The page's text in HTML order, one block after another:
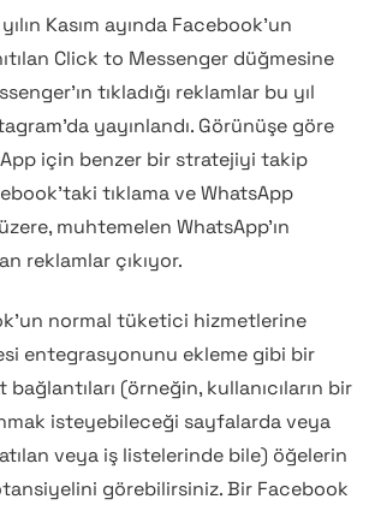
Kasım ayında Facebook’un
Click to Messenger düğmesine
tıkladığı reklamlar bu yıl
yayınlandı. Görünüşe göre
için benzer bir stratejiyi takip
tıklama ve WhatsApp
muhtemelen WhatsApp’ın
reklamlar çıkıyor.
normal tüketici hizmetlerine
entegrasyonunu ekleme gibi bir
(örneğin, kullanıcıların bir
isteyebileceği sayfalarda veya
veya iş listelerinde bile) öğelerin
görebilirsiniz. Bir Facebook